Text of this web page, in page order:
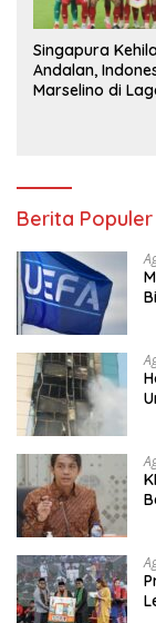
Singapura
Andalan,
Marselino di
Berita Populer